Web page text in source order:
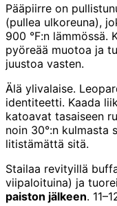
Pääpiirre on
(pullea ulkoreuna),
900 °F:n lämmössä.
pyöreää muotoa ja
juustoa vasten.
Älä ylivalaise.
identiteetti. Kaada
katoavat tasaiseen
noin 30°:n kulmasta
litistämättä sitä.
Stailaa revityillä
viipaloituina) ja
paiston jälkeen.